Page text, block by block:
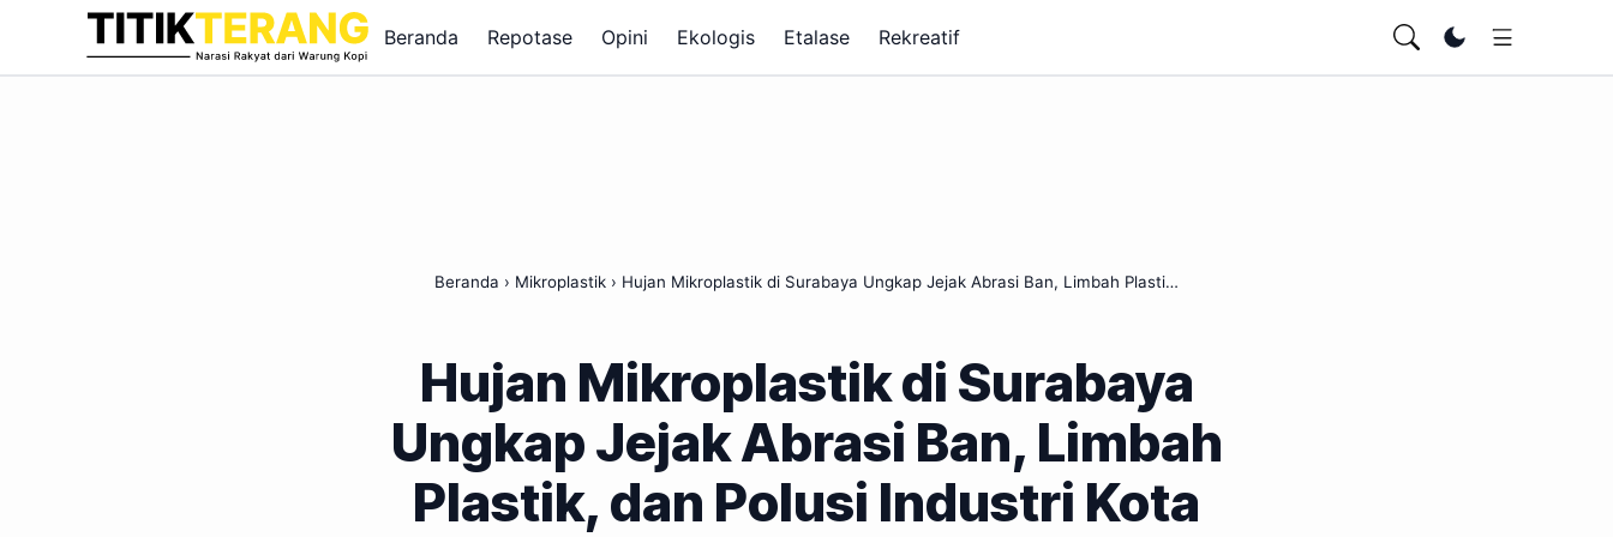
Lewati ke konten
Beranda
Repotase Opini Ekologis Etalase Rekreatif Ubah tema
Beranda › Mikroplastik › Hujan Mikroplastik di Surabaya Ungkap Jejak Abrasi Ban, Limbah Plasti…
Hujan Mikroplastik di Surabaya
Ungkap Jejak Abrasi Ban, Limbah
Plastik, dan Polusi Industri Kota